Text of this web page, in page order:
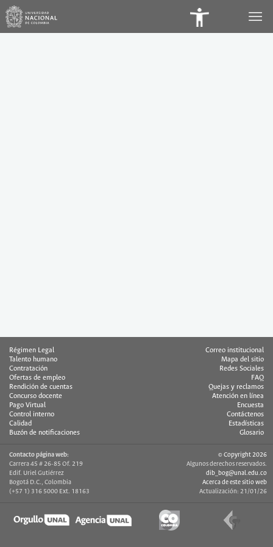
Régimen Legal
Talento humano
Contratación
Ofertas de empleo
Rendición de cuentas
Concurso docente
Pago Virtual
Control interno
Calidad
Buzón de notificaciones
Correo institucional
Mapa del sitio
Redes Sociales
FAQ
Quejas y reclamos
Atención en línea
Encuesta
Contáctenos
Estadísticas
Glosario
Contacto página web:
Carrera 45 # 26-85 Of. 219
Edif. Uriel Gutiérrez
Bogotá D.C., Colombia
(+57 1) 316 5000 Ext. 18163
© Copyright 2026
Algunos derechos reservados.
dib_bog@unal.edu.co
Acerca de este sitio web
Actualización: 21/01/26